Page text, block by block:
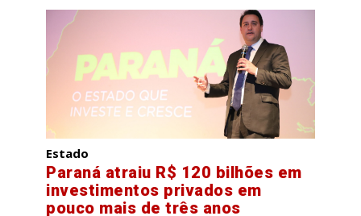
Estado
Paraná atraiu R$ 120 bilhões em
investimentos privados em
pouco mais de três anos